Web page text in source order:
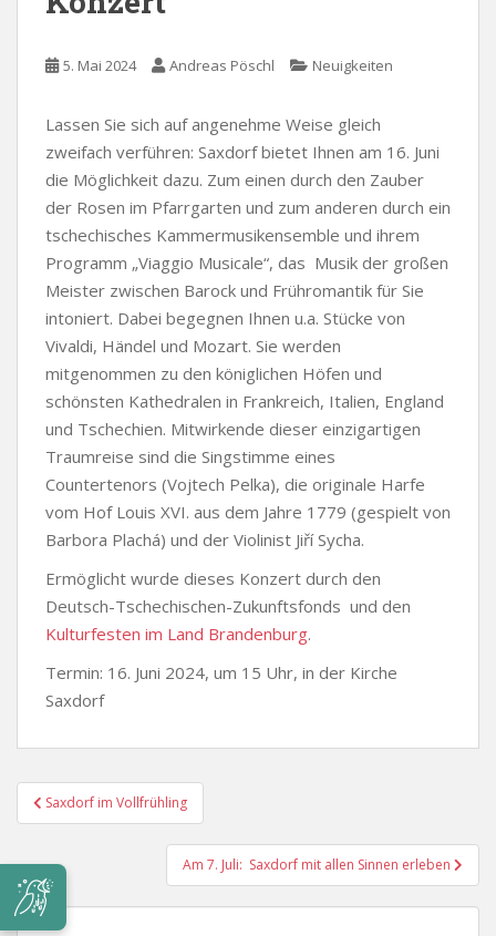
5. Mai 2024 Andreas Pöschl Neuigkeiten
Lassen Sie sich auf angenehme Weise gleich
zweifach verführen: Saxdorf bietet Ihnen am 16. Juni
die Möglichkeit dazu. Zum einen durch den Zauber
der Rosen im Pfarrgarten und zum anderen durch ein
tschechisches Kammermusikensemble und ihrem
Programm „Viaggio Musicale“, das Musik der großen
Meister zwischen Barock und Frühromantik für Sie
intoniert. Dabei begegnen Ihnen u.a. Stücke von
Vivaldi, Händel und Mozart. Sie werden
mitgenommen zu den königlichen Höfen und
schönsten Kathedralen in Frankreich, Italien, England
und Tschechien. Mitwirkende dieser einzigartigen
Traumreise sind die Singstimme eines
Countertenors (Vojtech Pelka), die originale Harfe
vom Hof Louis XVI. aus dem Jahre 1779 (gespielt von
Barbora Plachá) und der Violinist Jiří Sycha.
Ermöglicht wurde dieses Konzert durch den
Deutsch-Tschechischen-Zukunftsfonds und den
Kulturfesten im Land Brandenburg.
Termin: 16. Juni 2024, um 15 Uhr, in der Kirche
Saxdorf
Beitragsnavigation
Saxdorf im Vollfrühling
Am 7. Juli: Saxdorf mit allen Sinnen erleben